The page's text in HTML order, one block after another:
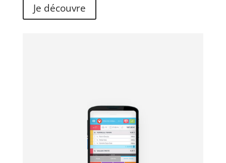
Je découvre